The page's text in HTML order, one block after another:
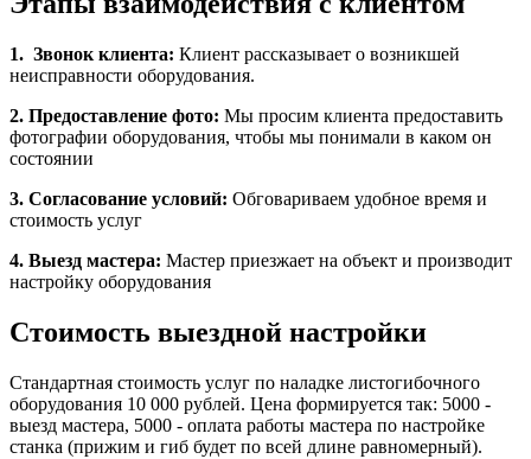
1. Звонок клиента: Клиент рассказывает о возникшей
неисправности оборудования.
2. Предоставление фото: Мы просим клиента предоставить
фотографии оборудования, чтобы мы понимали в каком он
состоянии
3. Согласование условий: Обговариваем удобное время и
стоимость услуг
4. Выезд мастера: Мастер приезжает на объект и производит
настройку оборудования
Стоимость выездной настройки
Стандартная стоимость услуг по наладке листогибочного
оборудования 10 000 рублей. Цена формируется так: 5000 -
выезд мастера, 5000 - оплата работы мастера по настройке
станка (прижим и гиб будет по всей длине равномерный).